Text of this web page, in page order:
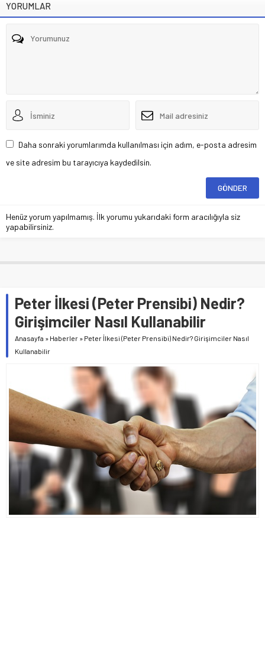
YORUMLAR
Daha sonraki yorumlarımda kullanılması için adım, e-posta adresim
ve site adresim bu tarayıcıya kaydedilsin.
Henüz yorum yapılmamış. İlk yorumu yukarıdaki form aracılığıyla siz
yapabilirsiniz.
Peter İlkesi (Peter Prensibi) Nedir?
Girişimciler Nasıl Kullanabilir
Anasayfa » Haberler » Peter İlkesi (Peter Prensibi) Nedir? Girişimciler Nasıl
Kullanabilir